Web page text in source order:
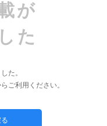
が
た
た。
ご利用ください。